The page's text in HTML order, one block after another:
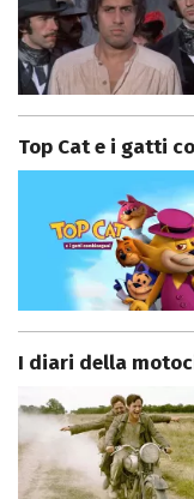
Top Cat e i gatti
I diari della